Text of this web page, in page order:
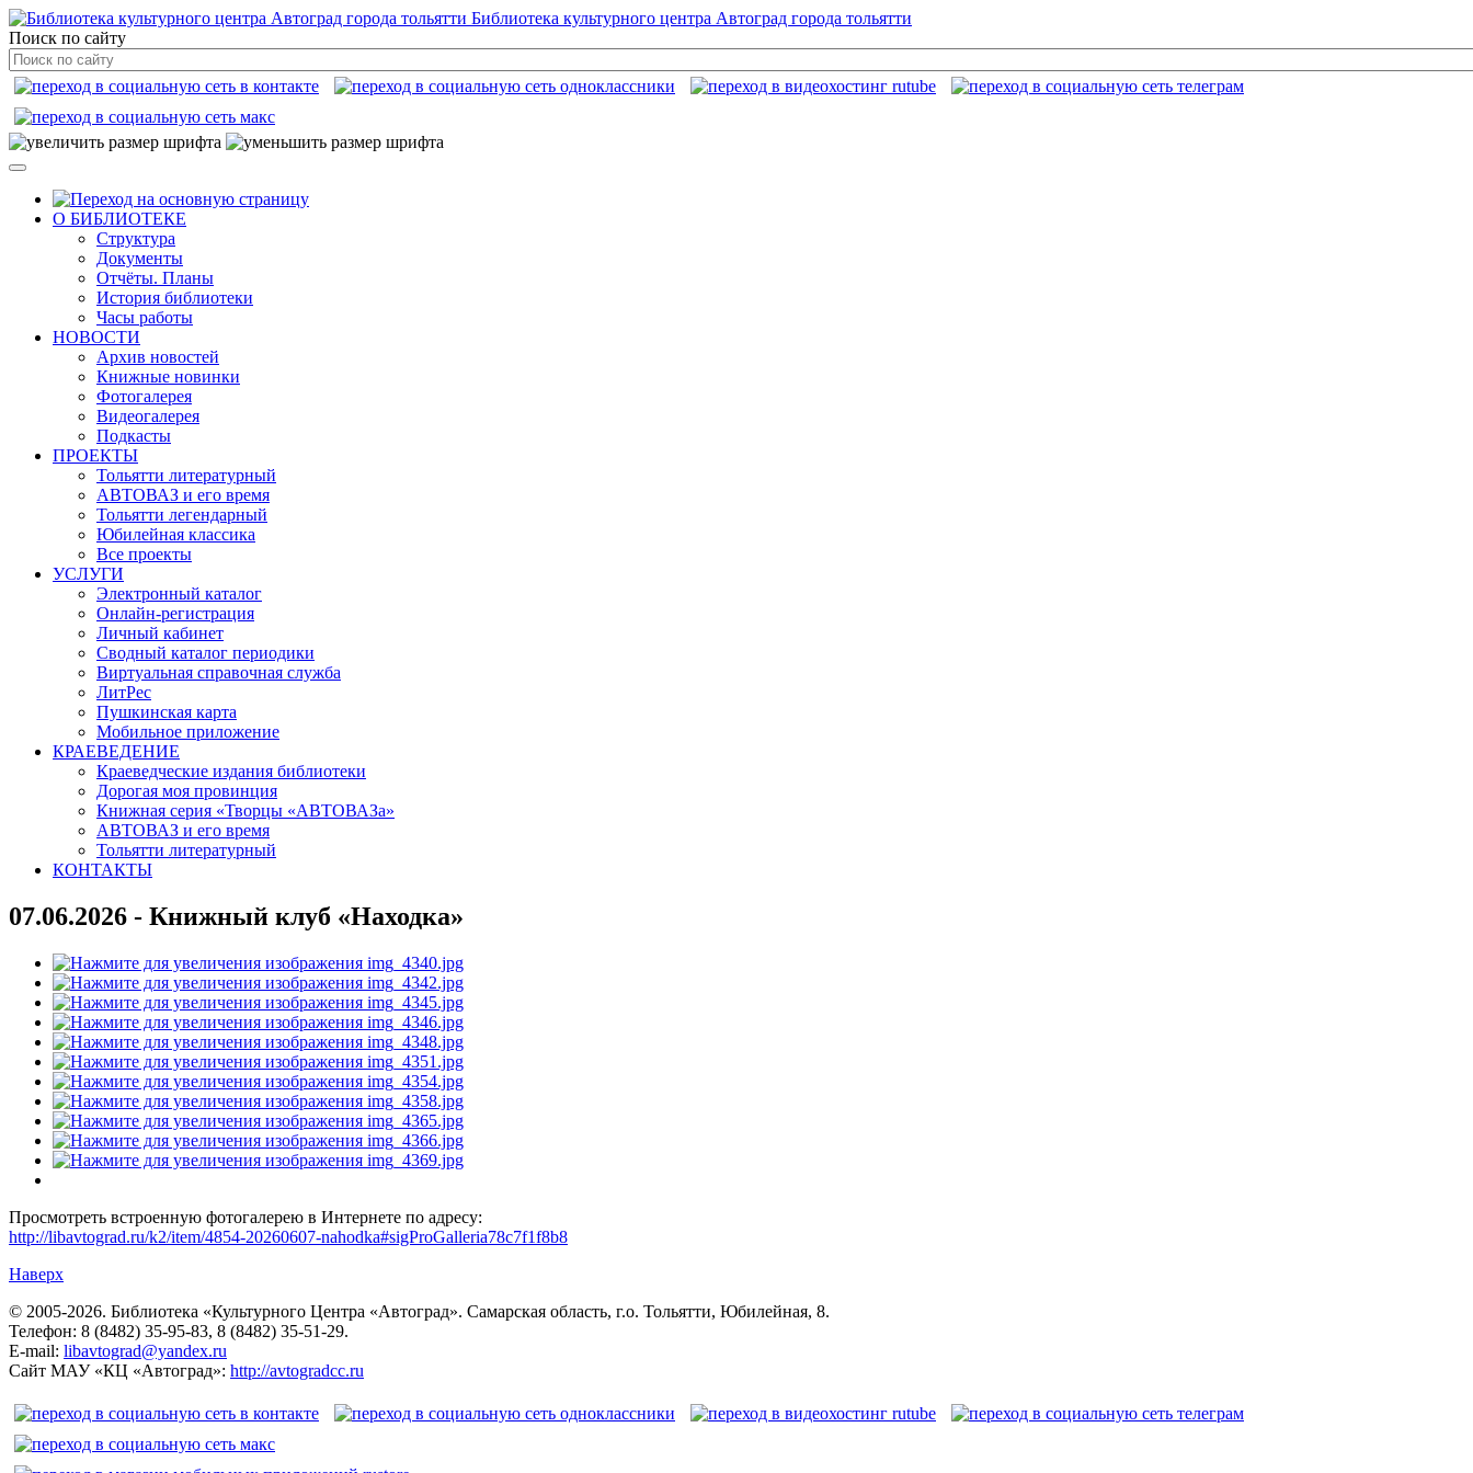
Библиотека культурного центра Автоград города тольятти
Поиск по сайту
О БИБЛИОТЕКЕ
Структура
Документы
Отчёты. Планы
История библиотеки
Часы работы
НОВОСТИ
Архив новостей
Книжные новинки
Фотогалерея
Видеогалерея
Подкасты
ПРОЕКТЫ
Тольятти литературный
АВТОВАЗ и его время
Тольятти легендарный
Юбилейная классика
Все проекты
УСЛУГИ
Электронный каталог
Онлайн-регистрация
Личный кабинет
Сводный каталог периодики
Виртуальная справочная служба
ЛитРес
Пушкинская карта
Мобильное приложение
КРАЕВЕДЕНИЕ
Краеведческие издания библиотеки
Дорогая моя провинция
Книжная серия «Творцы «АВТОВАЗа»
АВТОВАЗ и его время
Тольятти литературный
КОНТАКТЫ
07.06.2026 - Книжный клуб «Находка»
Просмотреть встроенную фотогалерею в Интернете по адресу:
http://libavtograd.ru/k2/item/4854-20260607-nahodka#sigProGalleria78c7f1f8b8
Наверх
© 2005-2026. Библиотека «Культурного Центра «Автоград». Самарская область, г.о. Тольятти, Юбилейная, 8.
Телефон: 8 (8482) 35-95-83, 8 (8482) 35-51-29.
E-mail: libavtograd@yandex.ru
Сайт МАУ «КЦ «Автоград»: http://avtogradcc.ru